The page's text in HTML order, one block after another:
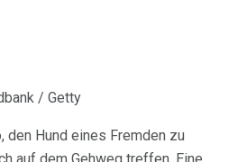
/ Getty
den Hund eines Fremden zu